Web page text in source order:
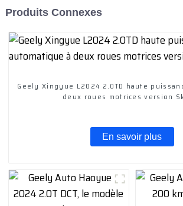
Produits Connexes
Geely Xingyue L2024 2.0TD haute
deux roues motrices version
En savoir plus